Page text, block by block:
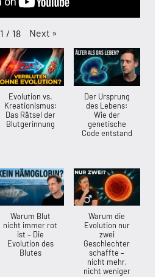
1 / 18 Next »
Evolution vs.
Kreationismus:
Das Rätsel der
Blutgerinnung
Der Ursprung
des Lebens:
Wie der
genetische
Code entstand
Warum Blut
nicht immer rot
ist – Die
Evolution des
Blutes
Warum die
Evolution nur
zwei
Geschlechter
schaffte –
nicht mehr,
nicht weniger